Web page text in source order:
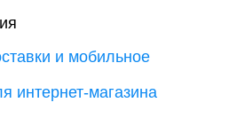
и мобильное
интернет-магазина